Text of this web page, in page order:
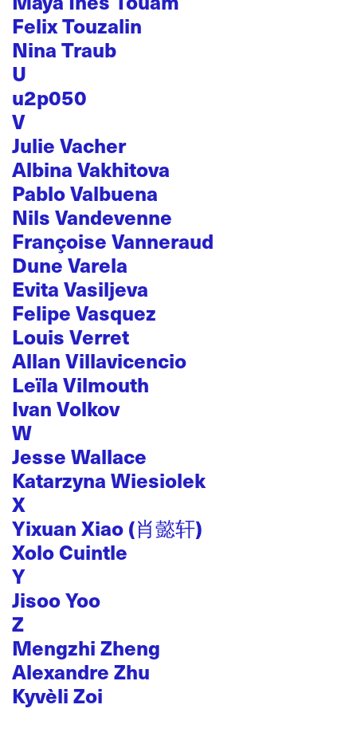
Felix Touzalin
Nina Traub
U
u2p050
V
Julie Vacher
Albina Vakhitova
Pablo Valbuena
Nils Vandevenne
Françoise Vanneraud
Dune Varela
Evita Vasiljeva
Felipe Vasquez
Louis Verret
Allan Villavicencio
Leïla Vilmouth
Ivan Volkov
W
Jesse Wallace
Katarzyna Wiesiolek
X
Yixuan Xiao (肖懿轩)
Xolo Cuintle
Y
Jisoo Yoo
Z
Mengzhi Zheng
Alexandre Zhu
Kyvèli Zoi